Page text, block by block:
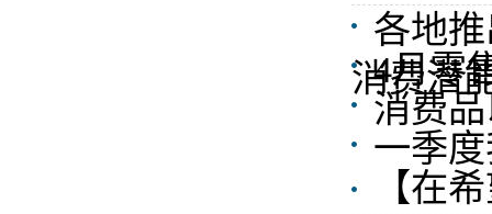
各地
消费潜
4月零
消费
一季
【在